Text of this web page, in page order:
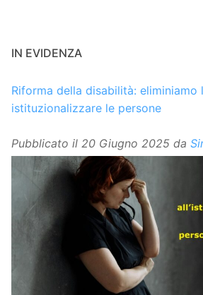
IN EVIDENZA
Riforma della disabilità: eliminiamo
istituzionalizzare le persone
Pubblicato il 20 Giugno 2025 da